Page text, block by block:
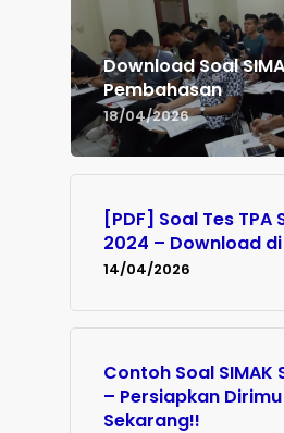
Download Soal
Pembahasan
18/04/2026
[PDF] Soal Tes TPA
2024 – Download
14/04/2026
Contoh Soal SIMAK
– Persiapkan
Sekarang!!